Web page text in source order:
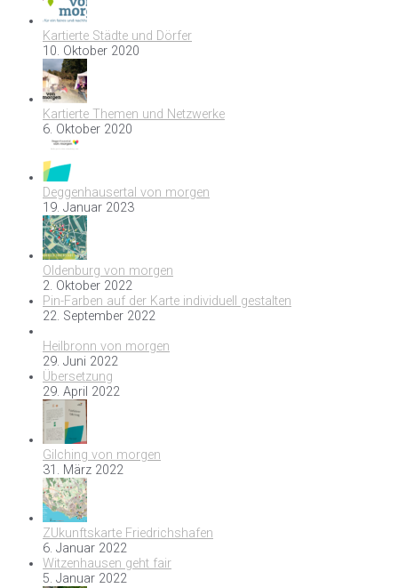
Kartierte Städte und Dörfer
10. Oktober 2020
Kartierte Themen und Netzwerke
6. Oktober 2020
Deggenhausertal von morgen
19. Januar 2023
Oldenburg von morgen
2. Oktober 2022
Pin-Farben auf der Karte individuell gestalten
22. September 2022
Heilbronn von morgen
29. Juni 2022
Übersetzung
29. April 2022
Gilching von morgen
31. März 2022
ZUkunftskarte Friedrichshafen
6. Januar 2022
Witzenhausen geht fair
5. Januar 2022